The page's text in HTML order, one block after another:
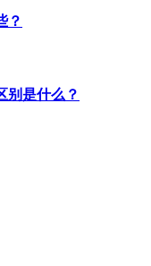
？
别是什么？